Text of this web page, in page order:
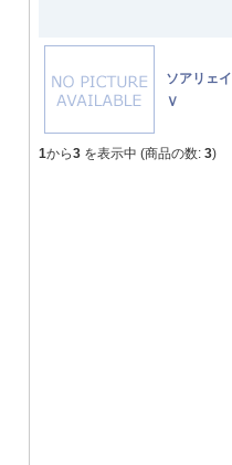
ソアリェ
Ｖ
1から3 を表示中 (商品の数: 3)